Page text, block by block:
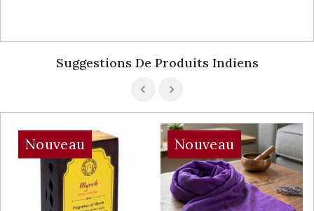
Suggestions De Produits Indiens
Nouveau Nouveau